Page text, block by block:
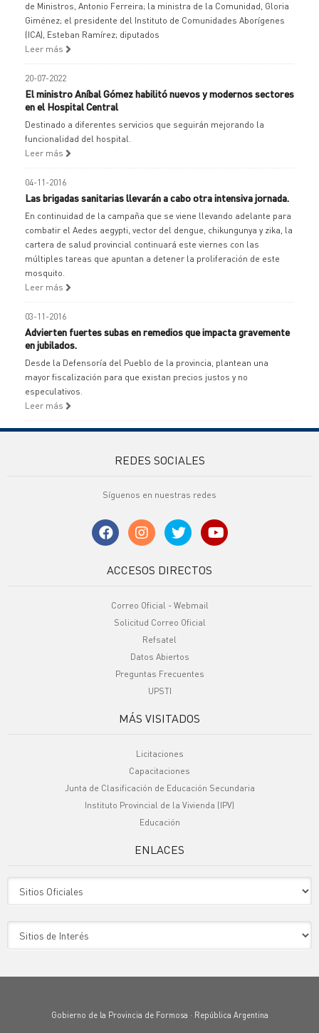
de Ministros, Antonio Ferreira; la ministra de la Comunidad, Gloria
Giménez; el presidente del Instituto de Comunidades Aborígenes
(ICA), Esteban Ramírez; diputados
Leer más
20-07-2022
El ministro Aníbal Gómez habilitó nuevos y modernos sectores
en el Hospital Central
Destinado a diferentes servicios que seguirán mejorando la
funcionalidad del hospital.
Leer más
04-11-2016
Las brigadas sanitarias llevarán a cabo otra intensiva jornada.
En continuidad de la campaña que se viene llevando adelante para
combatir el Aedes aegypti, vector del dengue, chikungunya y zika, la
cartera de salud provincial continuará este viernes con las
múltiples tareas que apuntan a detener la proliferación de este
mosquito.
Leer más
03-11-2016
Advierten fuertes subas en remedios que impacta gravemente
en jubilados.
Desde la Defensoría del Pueblo de la provincia, plantean una
mayor fiscalización para que existan precios justos y no
especulativos.
Leer más
REDES SOCIALES
Síguenos en nuestras redes
ACCESOS DIRECTOS
Correo Oficial - Webmail
Solicitud Correo Oficial
Refsatel
Datos Abiertos
Preguntas Frecuentes
UPSTI
MÁS VISITADOS
Licitaciones
Capacitaciones
Junta de Clasificación de Educación Secundaria
Instituto Provincial de la Vivienda (IPV)
Educación
ENLACES
Gobierno de la Provincia de Formosa · República Argentina